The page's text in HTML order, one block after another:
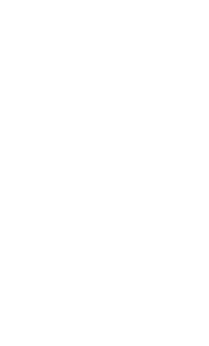
Među serijama koje
pod nazivom "Money